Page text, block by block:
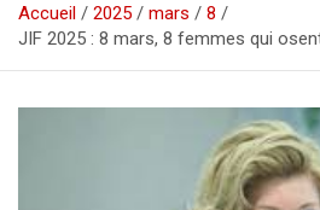
Accueil 2025 mars
8
JIF 2025 : 8 mars, 8 femmes qui